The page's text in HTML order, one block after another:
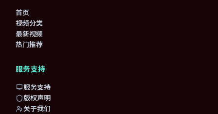
首页
视频分类
最新视频
热门推荐
服务支持
服务支持
版权声明
关于我们